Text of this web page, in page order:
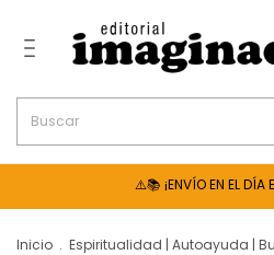
⚠️📚 ¡ENVÍO EN EL
Inicio . Espiritualidad | Autoayuda |